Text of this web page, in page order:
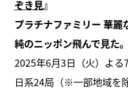
ぞき見』
プラチナファミリー 華麗
純のニッポン飛んで見た
2025年6月3日（火）よ
日系24局（※一部地域を除